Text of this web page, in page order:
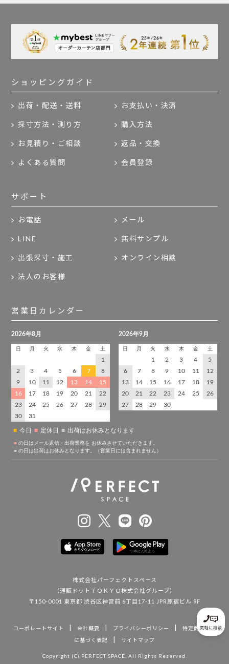
ショッピングガイド
出荷・配送・送料 お支払い・決済
採寸方法・測り方 購入方法
お見積り・ご相談 返品・交換
よくある質問 会員登録
サポート
お電話 メール
LINE 無料サンプル
出張採寸・施工 オンライン相談
法人のお客様
営業日カレンダー
株式会社パーフェクトスペース
（通販ドットＴＯＫＹＯ株式会社グループ）
〒150-0001 東京都 渋谷区神宮前 6丁目17-11 JPR原宿ビル 9F
コーポレートサイト | 会社概要 | プライバシーポリシー |
特定商取引法
に基づく表記
| サイトマップ
Copyright (C) PERFECT SPACE. All Rights Reserved.